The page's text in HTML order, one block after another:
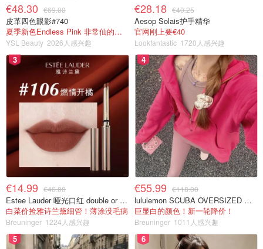
€48.30 €69.00
皮革四色眼影#740
夏季新色Endless Pink 非常仙的亮片盘！
YSL Beauty 2026人感兴趣
€28.18 €40.25
Aesop Solais护手精华
官网刚上要€40
Lookfantastic 1720人感兴趣
3
€14.99 €46.00
Estee Lauder 哑光口红 double or nothing色号
白菜价捡雅诗兰黛细管！薄涂没毛病
Breuninger 1224人感兴趣
4
€55.99 €118.00
lululemon SCUBA OVERSIZED 半拉链卫衣 紫红色
巨显白的颜色！新一轮降价！
Breuninger 1011人感兴趣
5 6